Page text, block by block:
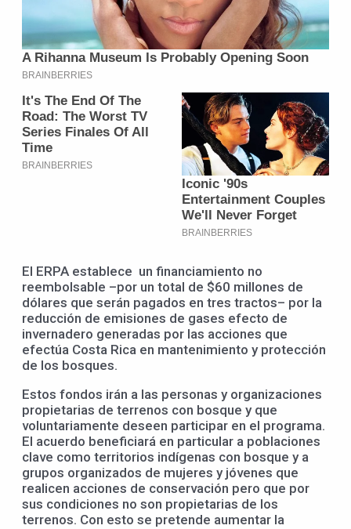
El ERPA establece un financiamiento no
reembolsable –por un total de $60 millones de
dólares que serán pagados en tres tractos– por la
reducción de emisiones de gases efecto de
invernadero generadas por las acciones que
efectúa Costa Rica en mantenimiento y protección
de los bosques.
Estos fondos irán a las personas y organizaciones
propietarias de terrenos con bosque y que
voluntariamente deseen participar en el programa.
El acuerdo beneficiará en particular a poblaciones
clave como territorios indígenas con bosque y a
grupos organizados de mujeres y jóvenes que
realicen acciones de conservación pero que por
sus condiciones no son propietarias de los
terrenos. Con esto se pretende aumentar la